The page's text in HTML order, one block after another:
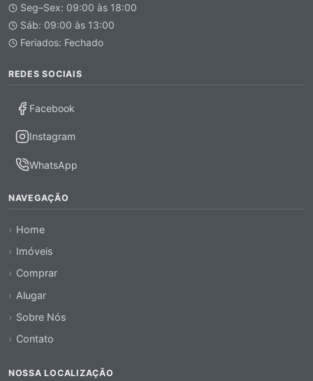
Seg–Sex: 09:00 às 18:00
Sáb: 09:00 às 13:00
Feriados: Fechado
REDES SOCIAIS
Facebook
Instagram
WhatsApp
NAVEGAÇÃO
Home
Imóveis
Comprar
Alugar
Sobre Nós
Contato
NOSSA LOCALIZAÇÃO